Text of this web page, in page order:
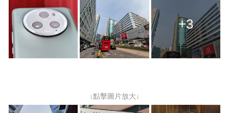
+3
↓點擊圖片放大↓